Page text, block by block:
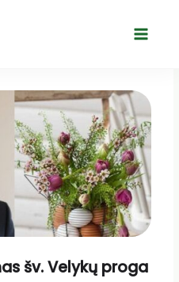
Main
šv. Velykų proga